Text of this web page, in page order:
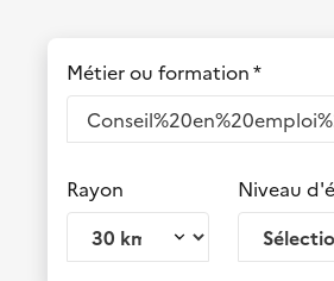
Métier ou formation *
Rayon Niveau